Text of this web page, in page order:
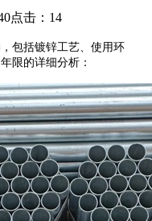
点击： 14
包括镀锌工艺、使用环
限的详细分析：